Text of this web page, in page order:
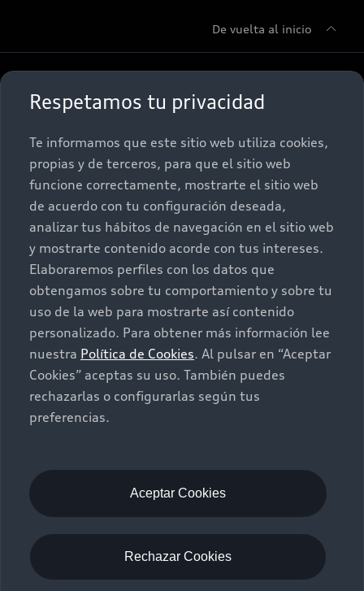
Respetamos tu privacidad
Te informamos que este sitio web utiliza cookies,
propias y de terceros, para que el sitio web
funcione correctamente, mostrarte el sitio web
de acuerdo con tu configuración deseada,
analizar tus hábitos de navegación en el sitio web
y mostrarte contenido acorde con tus intereses.
Elaboraremos perfiles con los datos que
obtengamos sobre tu comportamiento y sobre tu
uso de la web para mostrarte así contenido
personalizado. Para obtener más información lee
nuestra Política de Cookies. Al pulsar en “Aceptar
Cookies” aceptas su uso. También puedes
rechazarlas o configurarlas según tus
preferencias.
Aceptar Cookies
Rechazar Cookies
De vuelta al inicio
Sobre Nosotros
Nuestras Promociones
Postventa
Audi Aftersales
Autos Nuevos
Quiero un Audi nuevo
Seminuevos
Audi Certified :plus
Contacto
Contáctanos
Citas de servicio
Información de vehículo nuevo
Utilizamos cookies para mejorar nuestro sitio
web y tu experiencia en línea. Al continuar
cookies.
Aviso de privacidad